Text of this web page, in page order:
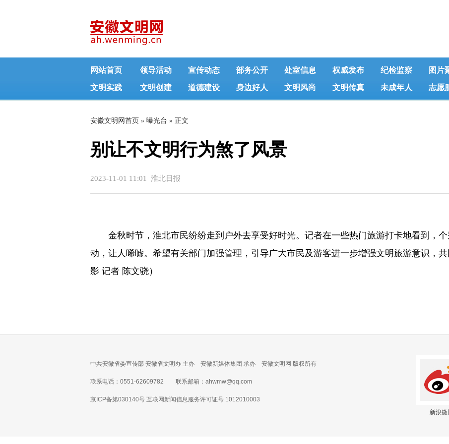
网站首页 领导活动 宣传动态 部务公开 处室信息 权威发布 纪检监察 图片
文明实践 文明创建 道德建设 身边好人 文明风尚 文明传真 未成年人 志愿
安徽文明网首页 » 曝光台 » 正文
别让不文明行为煞了风景
2023-11-01 11:01 淮北日报
金秋时节，淮北市民纷纷走到户外去享受好时光。记者在一些热门旅游打卡地看到，个
动，让人唏嘘。希望有关部门加强管理，引导广大市民及游客进一步增强文明旅游意识，
影 记者 陈文骁）
中共安徽省委宣传部 安徽省文明办 主办 安徽新媒体集团 承办 安徽文明网 版权所有
联系电话：0551-62609782 联系邮箱：ahwmw@qq.com
京ICP备第030140号 互联网新闻信息服务许可证号 1012010003
新浪微